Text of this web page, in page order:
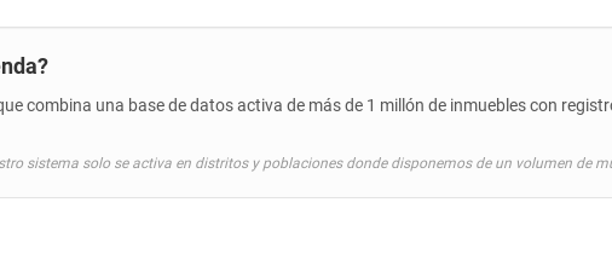
combina una base de datos activa de más de 1 millón de inmuebles con
sistema solo se activa en distritos y poblaciones donde disponemos de un volumen de